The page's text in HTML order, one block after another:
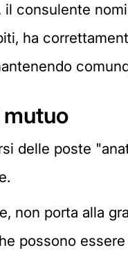
consulente
ha
mutuo
delle poste
non porta alla
possono